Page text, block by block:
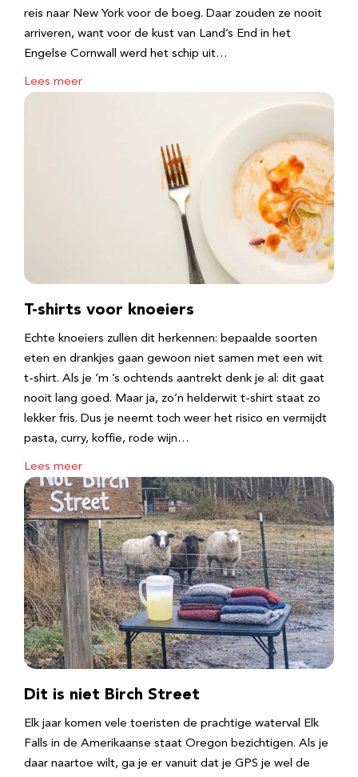
reis naar New York voor de boeg. Daar zouden ze nooit
arriveren, want voor de kust van Land’s End in het
Engelse Cornwall werd het schip uit…
Lees meer
T-shirts voor knoeiers
Echte knoeiers zullen dit herkennen: bepaalde soorten
eten en drankjes gaan gewoon niet samen met een wit
t-shirt. Als je ‘m ’s ochtends aantrekt denk je al: dit gaat
nooit lang goed. Maar ja, zo’n helderwit t-shirt staat zo
lekker fris. Dus je neemt toch weer het risico en vermijdt
pasta, curry, koffie, rode wijn…
Lees meer
Dit is niet Birch Street
Elk jaar komen vele toeristen de prachtige waterval Elk
Falls in de Amerikaanse staat Oregon bezichtigen. Als je
daar naartoe wilt, ga je er vanuit dat je GPS je wel de